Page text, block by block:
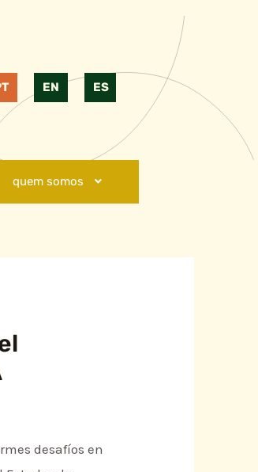
EN ES
quem somos
desafíos en